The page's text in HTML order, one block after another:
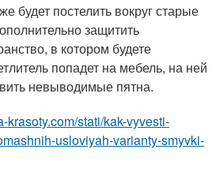
будет постелить вокруг старые
защитить
в котором будете
попадет на мебель, на ней
невыводимые пятна.
krasoty.com/stati/kak-vyvesti-
usloviyah-varianty-smyvki-